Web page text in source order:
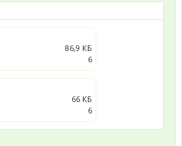
86,9 КБ
6
66 КБ
6